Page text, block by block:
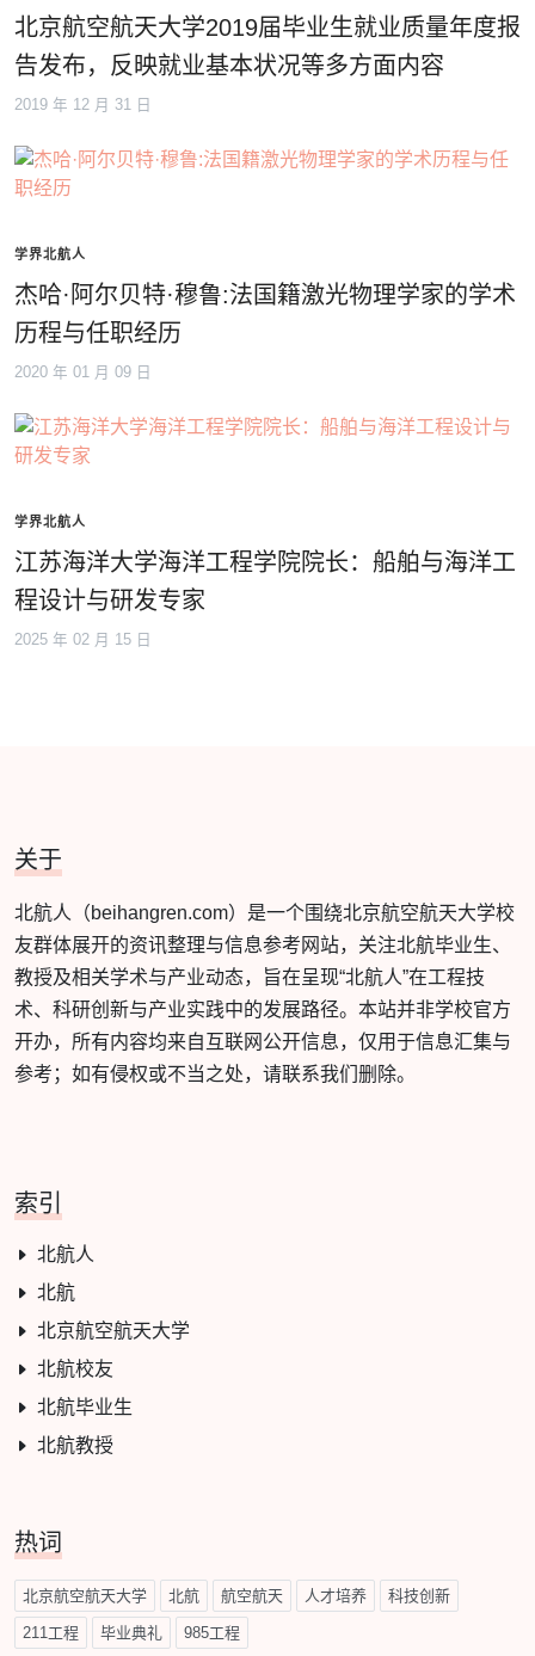
北京航空航天大学2019届毕业生就业质量年度报
告发布，反映就业基本状况等多方面内容
2019 年 12 月 31 日
学界北航人
杰哈·阿尔贝特·穆鲁:法国籍激光物理学家的学术
历程与任职经历
2020 年 01 月 09 日
学界北航人
江苏海洋大学海洋工程学院院长：船舶与海洋工
程设计与研发专家
2025 年 02 月 15 日
关于
北航人（beihangren.com）是一个围绕北京航空航天大学校
友群体展开的资讯整理与信息参考网站，关注北航毕业生、
教授及相关学术与产业动态，旨在呈现“北航人”在工程技
术、科研创新与产业实践中的发展路径。本站并非学校官方
开办，所有内容均来自互联网公开信息，仅用于信息汇集与
参考；如有侵权或不当之处，请联系我们删除。
索引
北航人
北航
北京航空航天大学
北航校友
北航毕业生
北航教授
热词
北京航空航天大学 北航 航空航天 人才培养 科技创新
211工程 毕业典礼 985工程